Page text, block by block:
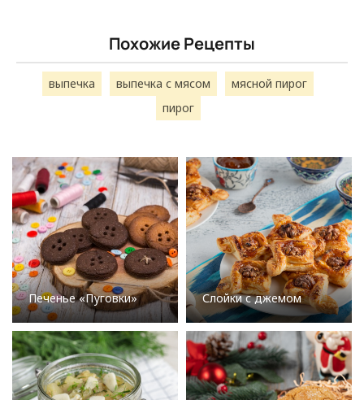
Похожие Рецепты
выпечка выпечка с мясом
мясной пирог
пирог
Печенье «Пуговки» Слойки с джемом